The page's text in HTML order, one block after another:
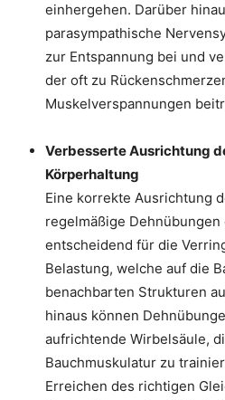
einhergehen. Darüber
parasympathische
zur Entspannung bei und
der oft zu
Muskelverspannungen
Verbesserte Ausrichtung
Körperhaltung
Eine korrekte Ausrichtung
regelmäßige
entscheidend für die
Belastung, welche auf die
benachbarten Strukturen
hinaus können
aufrichtende Wirbelsäule,
Bauchmuskulatur zu
Erreichen des richtigen